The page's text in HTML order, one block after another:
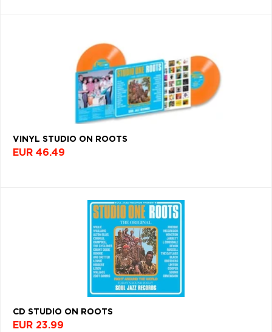
VINYL STUDIO ON ROOTS
EUR 46.49
CD STUDIO ON ROOTS
EUR 23.99